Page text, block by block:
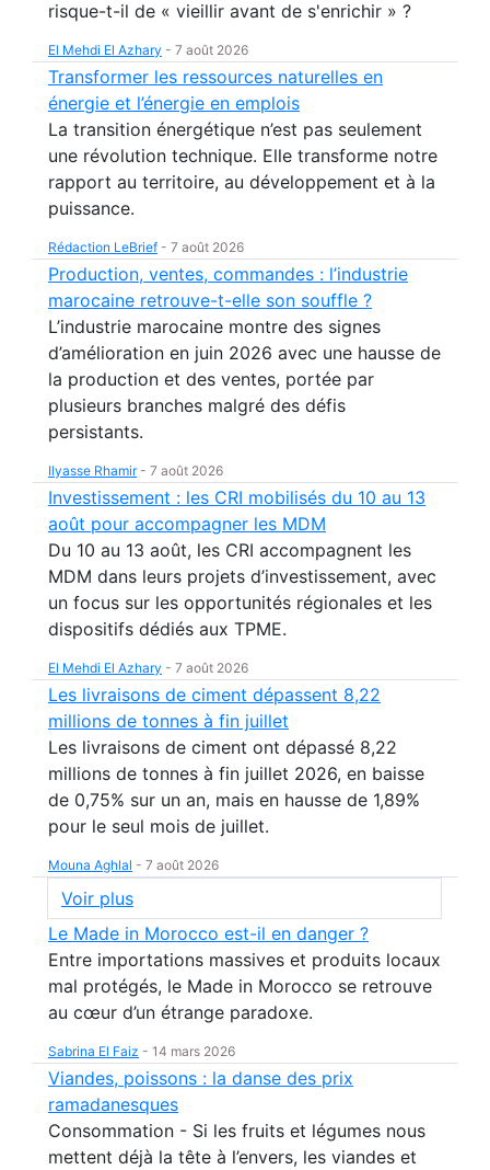
risque-t-il de « vieillir avant de s'enrichir » ?
El Mehdi El Azhary - 7 août 2026
Transformer les ressources naturelles en
énergie et l’énergie en emplois
La transition énergétique n’est pas seulement
une révolution technique. Elle transforme notre
rapport au territoire, au développement et à la
puissance.
Rédaction LeBrief - 7 août 2026
Production, ventes, commandes : l’industrie
marocaine retrouve-t-elle son souffle ?
L’industrie marocaine montre des signes
d’amélioration en juin 2026 avec une hausse de
la production et des ventes, portée par
plusieurs branches malgré des défis
persistants.
Ilyasse Rhamir- 7 août 2026
Investissement : les CRI mobilisés du 10 au 13
août pour accompagner les MDM
Du 10 au 13 août, les CRI accompagnent les
MDM dans leurs projets d’investissement, avec
un focus sur les opportunités régionales et les
dispositifs dédiés aux TPME.
El Mehdi El Azhary - 7 août 2026
Les livraisons de ciment dépassent 8,22
millions de tonnes à fin juillet
Les livraisons de ciment ont dépassé 8,22
millions de tonnes à fin juillet 2026, en baisse
de 0,75% sur un an, mais en hausse de 1,89%
pour le seul mois de juillet.
Mouna Aghlal - 7 août 2026
Voir plus
Le Made in Morocco est-il en danger ?
Entre importations massives et produits locaux
mal protégés, le Made in Morocco se retrouve
au cœur d’un étrange paradoxe.
Sabrina El Faiz - 14 mars 2026
Viandes, poissons : la danse des prix
ramadanesques
Consommation - Si les fruits et légumes nous
mettent déjà la tête à l’envers, les viandes et